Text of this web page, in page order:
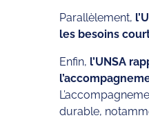
Parallèlement,
les besoins
Enfin, l’UNSA
durable,